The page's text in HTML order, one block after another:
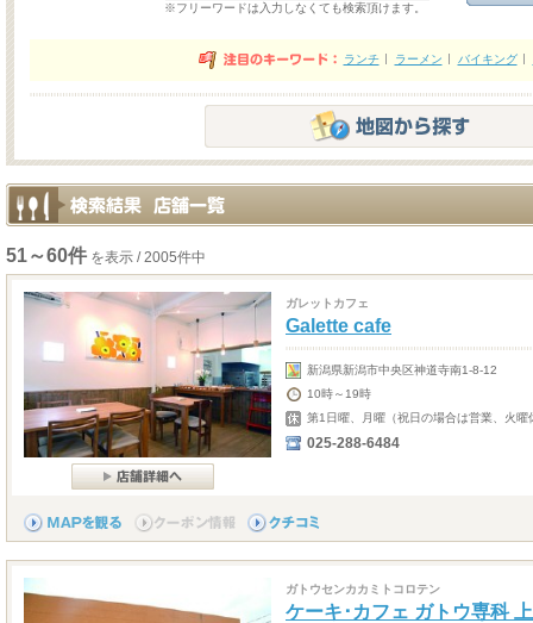
※フリーワードは入力しなくても検索頂けます。
ランチ ラーメン バイキング
51～60件 を表示 / 2005件中
ガレットカフェ
Galette cafe
新潟県新潟市中央区神道寺南1-8-12
10時～19時
第1日曜、月曜（祝日の場合は営業、火曜
025-288-6484
ガトウセンカカミトコロテン
ケーキ･カフェ ガトウ専科